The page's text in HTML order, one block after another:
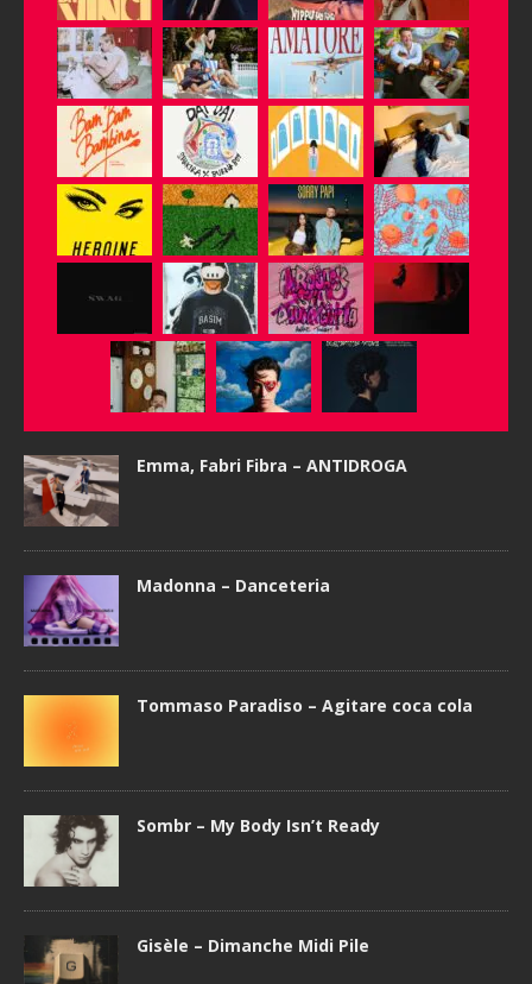
Emma, Fabri Fibra – ANTIDROGA
Madonna – Danceteria
Tommaso Paradiso – Agitare coca cola
Sombr – My Body Isn’t Ready
Gisèle – Dimanche Midi Pile